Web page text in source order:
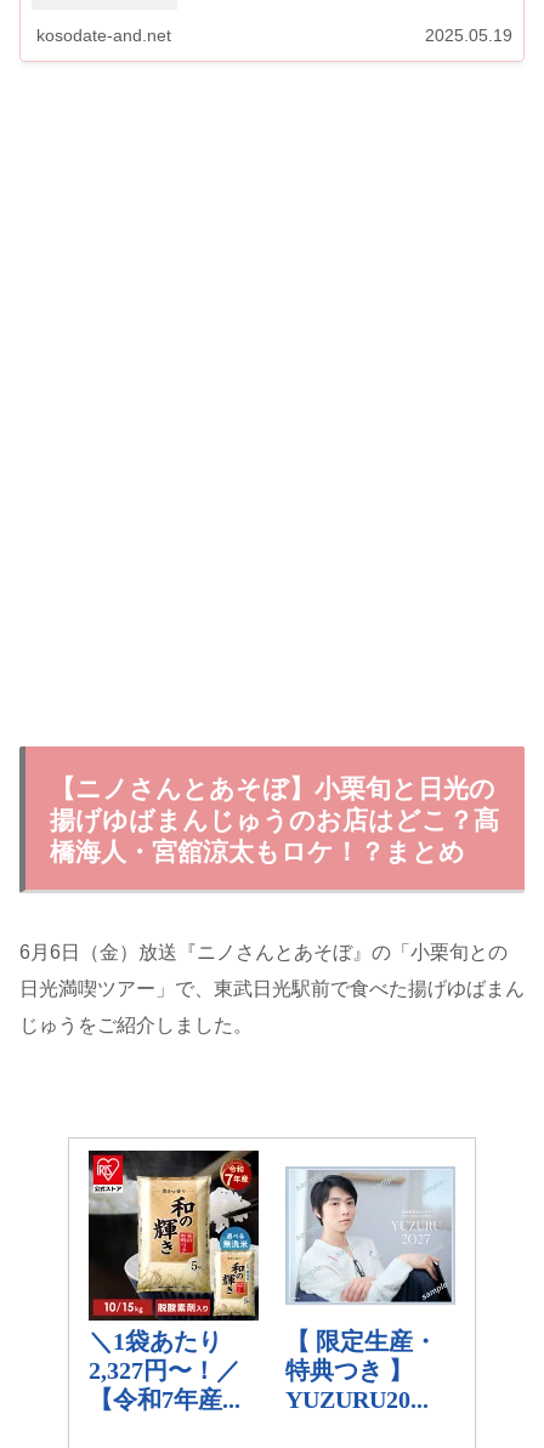
kosodate-and.net 2025.05.19
【ニノさんとあそぼ】小栗旬と日光の
揚げゆばまんじゅうのお店はどこ？髙
橋海人・宮舘涼太もロケ！？まとめ
6月6日（金）放送『ニノさんとあそぼ』の「小栗旬との
日光満喫ツアー」で、東武日光駅前で食べた揚げゆばまん
じゅうをご紹介しました。